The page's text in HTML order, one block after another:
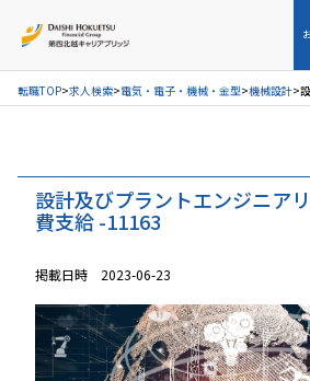
お問い合せ
転職TOP 求人検索 電気・電子・機械・金型 機械設計
設計及びプラントエンジニア
費支給 -11163
掲載日時 2023-06-23